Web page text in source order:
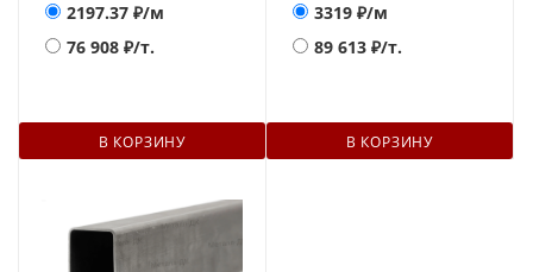
2197.37 ₽/м
76 908 ₽/т.
В КОРЗИНУ
3319 ₽/м
89 613 ₽/т.
В КОРЗИНУ